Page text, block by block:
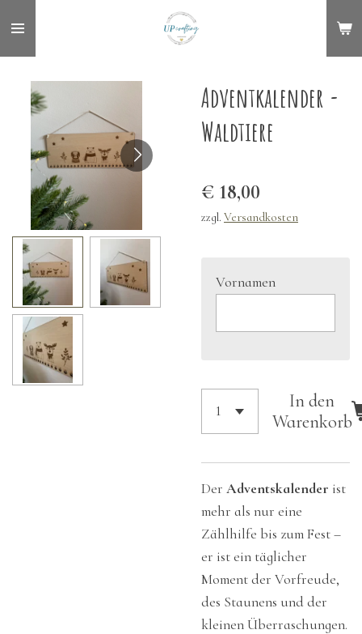
Adventkalender -
Waldtiere
€ 18,00
zzgl. Versandkosten
Vornamen
In den
Warenkorb
Der Adventskalender ist
mehr als nur eine
Zählhilfe bis zum Fest –
er ist ein täglicher
Moment der Vorfreude,
des Staunens und der
kleinen Überraschungen.